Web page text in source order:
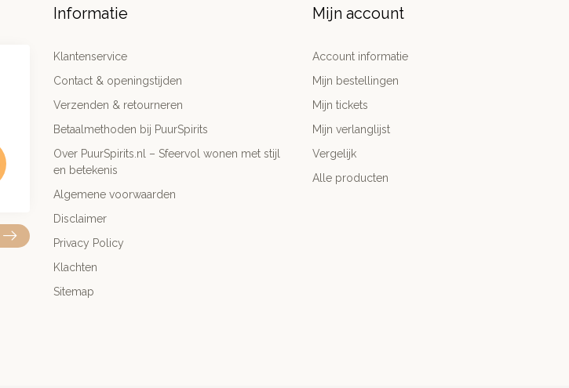
Informatie
Klantenservice
Contact & openingstijden
Verzenden & retourneren
Betaalmethoden bij PuurSpirits
Over PuurSpirits.nl – Sfeervol wonen met stijl
en betekenis
Algemene voorwaarden
Disclaimer
Privacy Policy
Klachten
Sitemap
Mijn account
Account informatie
Mijn bestellingen
Mijn tickets
Mijn verlanglijst
Vergelijk
Alle producten